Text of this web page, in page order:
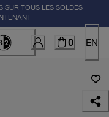
SUR TOUS LES SOLDES
0 EN